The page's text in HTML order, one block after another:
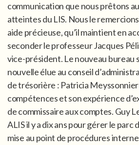
communication que nous prêtons
atteintes du LIS. Nous le
aide précieuse, qu’il maintient en
seconder le professeur Jacques
vice-président. Le nouveau bureau
nouvelle élue au conseil
de trésorière : Patricia
compétences et son expérience
de commissaire aux comptes. Guy
ALIS il y a dix ans pour gérer le parc
mise au point de procédures